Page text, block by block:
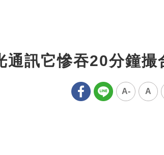
訊它慘吞20分鐘撮
A- A